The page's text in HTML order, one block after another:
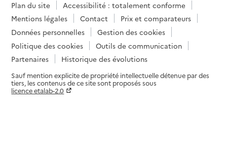
Plan du site
Accessibilité : totalement conforme
Mentions légales
Contact
Prix et comparateurs
Données personnelles
Gestion des cookies
Politique des cookies
Outils de communication
Partenaires
Historique des évolutions
Sauf mention explicite de propriété intellectuelle détenue par des
tiers, les contenus de ce site sont proposés sous
licence etalab-2.0